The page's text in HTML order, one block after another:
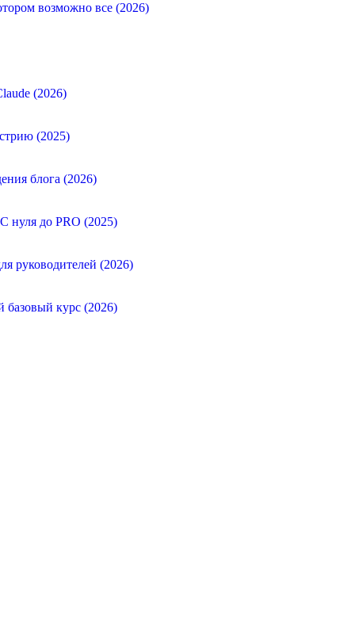
возможно все (2026)
(2026)
(2025)
блога (2026)
нуля до PRO (2025)
руководителей (2026)
курс (2026)